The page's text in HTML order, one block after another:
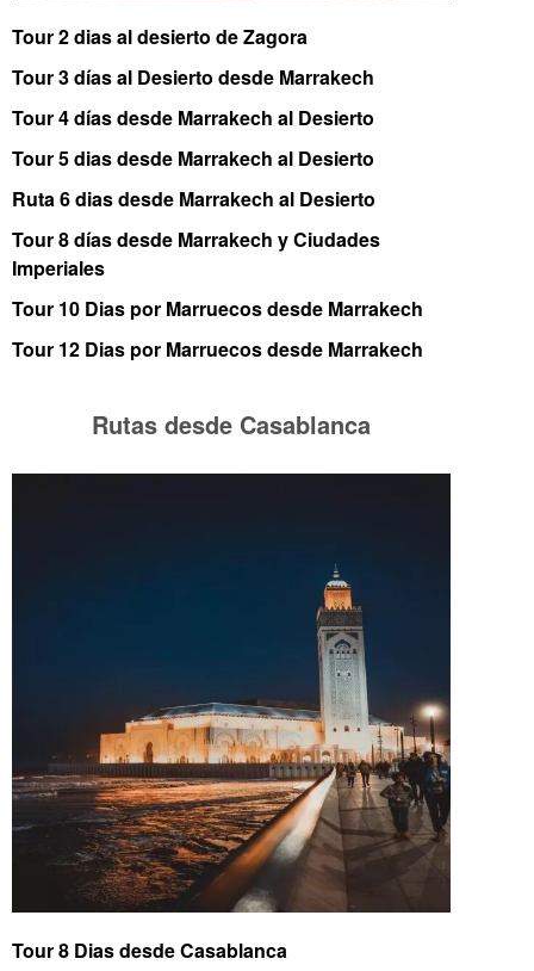
Tour 2 dias al desierto de Zagora
Tour 3 días al Desierto desde Marrakech
Tour 4 días desde Marrakech al Desierto
Tour 5 dias desde Marrakech al Desierto
Ruta 6 dias desde Marrakech al Desierto
Tour 8 días desde Marrakech y Ciudades
Imperiales
Tour 10 Dias por Marruecos desde Marrakech
Tour 12 Dias por Marruecos desde Marrakech
Rutas desde Casablanca
Tour 8 Dias desde Casablanca